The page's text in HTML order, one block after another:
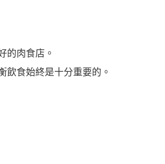
的肉食店。
飲食始終是十分重要的。